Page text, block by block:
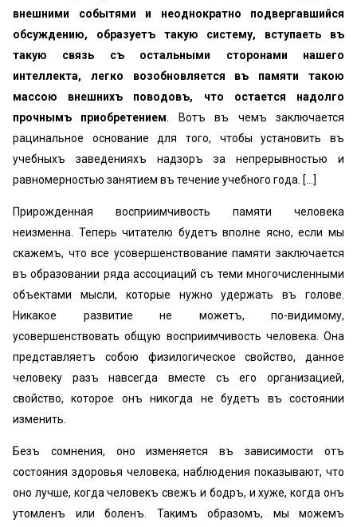
внешними событями и неоднократно подвергавшийся
обсуждению, образуетъ такую систему, вступаеть въ
такую связь съ остальными сторонами нашего
интеллекта, легко возобновляется въ памяти такою
массою внешнихъ поводовъ, что остается надолго
прочнымъ приобретением . Вотъ въ чемъ заключается
рацинальное основание для того, чтобы установить въ
учебныхъ заведенияхъ надзоръ за непрерывностью и
равномерностью занятием въ течение учебного года. […]
Прирожденная восприимчивость памяти человека
неизменна. Теперь читателю будетъ вполне ясно, если мы
скажемъ, что все усовершенствование памяти заключается
въ образовании ряда accoциаций съ теми многочисленными
объектами мысли, которые нужно удержать въ голове.
Никакое развитие не можетъ, по-видимому,
усовершенствовать общую восприимчивость человека. Она
представляетъ собою физилогическое свойство, данное
человеку разъ навсегда вместе съ его организацией,
свойство, которое онъ никогда не будетъ въ состоянии
изменить.
Безъ сомнения, оно изменяется въ зависимости отъ
состояния здоровья человека; наблюдения показывают, что
оно лучше, когда человекъ свежъ и бодръ, и хуже, когда онъ
утомленъ или боленъ. Такимъ образомъ, мы можемъ